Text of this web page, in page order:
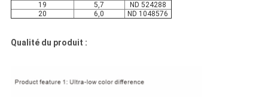
19
5,7
ND 524288
20
6,0 ND 1048576
Qualité du produit :